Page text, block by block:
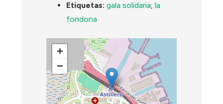
Etiquetas: gala solidaria,la
fondona
+
−